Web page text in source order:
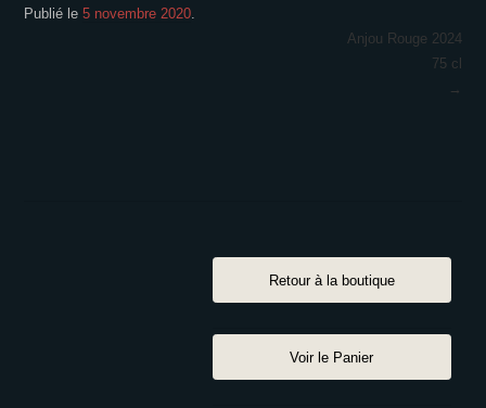
Publié le5 novembre 2020
Anjou Rouge 2024
75 cl
→
Retour à la boutique
Voir le Panier